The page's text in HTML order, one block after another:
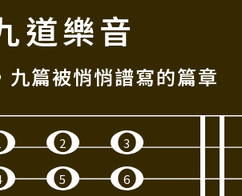
道樂音
九篇被悄悄譜寫的篇章
2 3
5 6